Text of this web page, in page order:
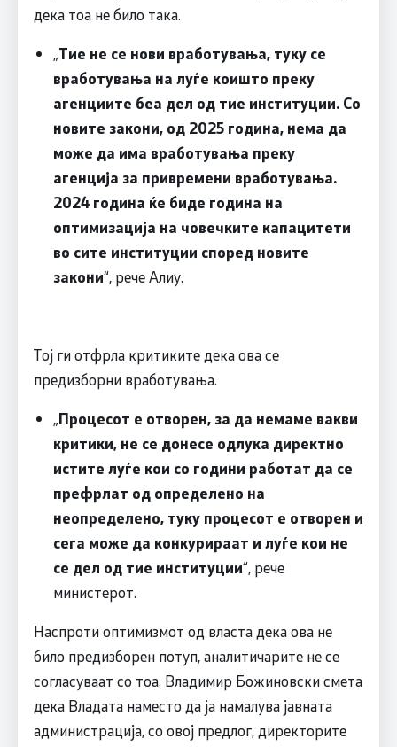
дека тоа не било така.
„Тие не се нови вработувања, туку се
вработувања на луѓе коишто преку
агенциите беа дел од тие институции. Со
новите закони, од 2025 година, нема да
може да има вработувања преку
агенција за привремени вработувања.
2024 година ќе биде година на
оптимизација на човечките капацитети
во сите институции според новите
закони“, рече Алиу.
Тој ги отфрла критиките дека ова се
предизборни вработувања.
„Процесот е отворен, за да немаме вакви
критики, не се донесе одлука директно
истите луѓе кои со години работат да се
префрлат од определено на
неопределено, туку процесот е отворен и
сега може да конкурираат и луѓе кои не
се дел од тие институции“, рече
министерот.
Наспроти оптимизмот од власта дека ова не
било предизборен потуп, аналитичарите не се
согласуваат со тоа. Владимир Божиновски смета
дека Владата наместо да ја намалува јавната
администрација, со овој предлог, директорите